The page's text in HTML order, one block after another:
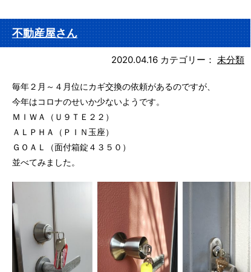
不動産屋さん
2020.04.16 カテゴリー： 未分類
毎年２月～４月位にカギ交換の依頼があるのですが、
今年はコロナのせいか少ないようです。
ＭＩＷＡ（Ｕ９ＴＥ２２）
ＡＬＰＨＡ（ＰＩＮ玉座）
ＧＯＡＬ（面付箱錠４３５０）
並べてみました。